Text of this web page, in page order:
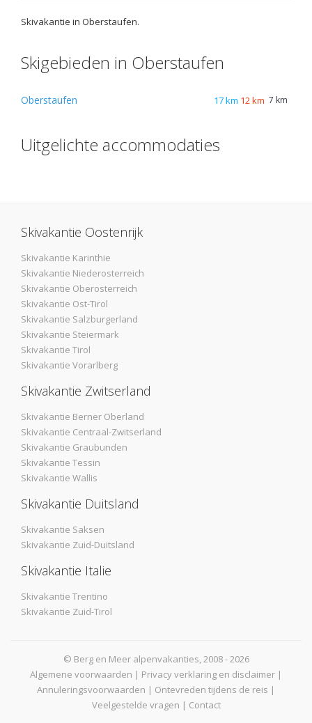
Skivakantie in Oberstaufen.
Skigebieden in Oberstaufen
Oberstaufen 17 km 12 km 7 km
Uitgelichte accommodaties
Skivakantie Oostenrijk
Skivakantie Karinthie
Skivakantie Niederosterreich
Skivakantie Oberosterreich
Skivakantie Ost-Tirol
Skivakantie Salzburgerland
Skivakantie Steiermark
Skivakantie Tirol
Skivakantie Vorarlberg
Skivakantie Zwitserland
Skivakantie Berner Oberland
Skivakantie Centraal-Zwitserland
Skivakantie Graubunden
Skivakantie Tessin
Skivakantie Wallis
Skivakantie Duitsland
Skivakantie Saksen
Skivakantie Zuid-Duitsland
Skivakantie Italie
Skivakantie Trentino
Skivakantie Zuid-Tirol
© Berg en Meer alpenvakanties, 2008 - 2026
Algemene voorwaarden | Privacy verklaring en disclaimer |
Annuleringsvoorwaarden | Ontevreden tijdens de reis |
Veelgestelde vragen | Contact